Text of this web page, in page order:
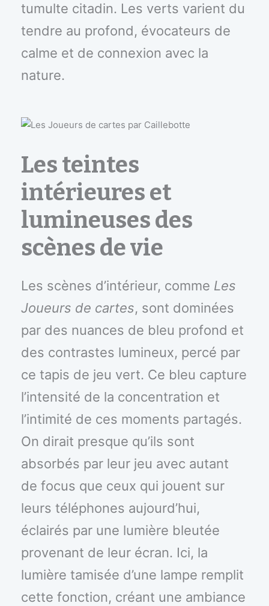
tumulte citadin. Les verts varient du
tendre au profond, évocateurs de
calme et de connexion avec la
nature.
Les teintes
intérieures et
lumineuses des
scènes de vie
Les scènes d’intérieur, comme Les
Joueurs de cartes, sont dominées
par des nuances de bleu profond et
des contrastes lumineux, percé par
ce tapis de jeu vert. Ce bleu capture
l’intensité de la concentration et
l’intimité de ces moments partagés.
On dirait presque qu’ils sont
absorbés par leur jeu avec autant
de focus que ceux qui jouent sur
leurs téléphones aujourd’hui,
éclairés par une lumière bleutée
provenant de leur écran. Ici, la
lumière tamisée d’une lampe remplit
cette fonction, créant une ambiance